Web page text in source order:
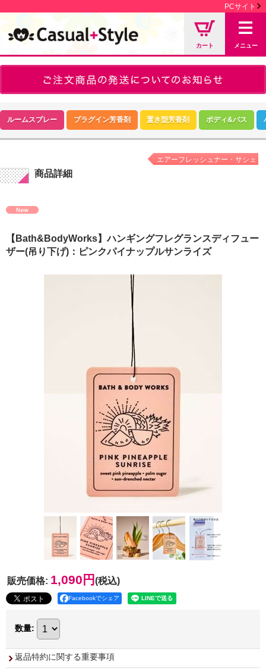
PCサイト
カート メニュー
ルームスプレー プラグイン芳香剤 置き型芳香剤 ボディ&バス
商品詳細
エアーフレッシュナー・サシェ
【Bath&BodyWorks】ハンギングフレグランスディフュー
ザー(吊り下げ)：ピンクパイナップルサンライズ
販売価格: 1,090円 (税込)
Facebookでシェア
数量:
返品特約に関する重要事項